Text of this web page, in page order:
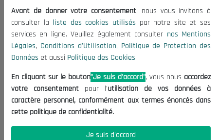
Conditions d'Utilisation
Politique de Protection des Données
Politique des Cookies
Nous Contacter
(+213) 021 98 01 00|01|02
contact@cnese.dz
Suggestions ou Initiatives ?
Newsletter
dernières nouvelles.
Avant de donner votre consentement, nous vous invitons à
consulter la liste des cookies utilisés par notre site et ses
services en ligne. Veuillez également consulter nos Mentions
Légales, Conditions d'Utilisation, Politique de Protection des
Données et aussi Politique des Cookies.
En cliquant sur le bouton"Je suis d'accord", vous nous accordez
votre consentement pour l'utilisation de vos données à
caractère personnel, conformément aux termes énoncés dans
cette politique de confidentialité.
Je suis d'accord